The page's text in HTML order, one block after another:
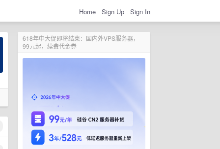
Home Sign Up Sign In
618年中大促即将结束：国内外VPS服务器，
99元起，续费代金券